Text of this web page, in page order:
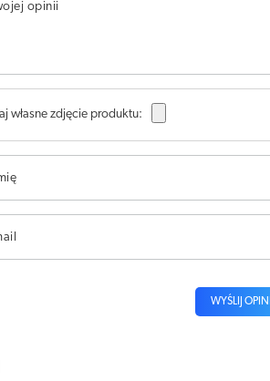
opinii
własne zdjęcie produktu:
WYŚLIJ